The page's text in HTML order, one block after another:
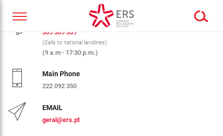
CALL CENTER ERS
309 309 309
(Calls to national landlines)
(9 a.m - 17:30 p.m.)
Main Phone
222 092 350
EMAIL
geral@ers.pt